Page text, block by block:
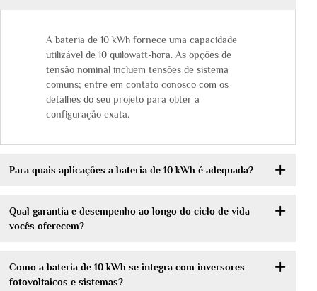
A bateria de 10 kWh fornece uma capacidade
utilizável de 10 quilowatt-hora. As opções de
tensão nominal incluem tensões de sistema
comuns; entre em contato conosco com os
detalhes do seu projeto para obter a
configuração exata.
Para quais aplicações a bateria de 10 kWh é adequada?
Qual garantia e desempenho ao longo do ciclo de vida
vocês oferecem?
Como a bateria de 10 kWh se integra com inversores
fotovoltaicos e sistemas?